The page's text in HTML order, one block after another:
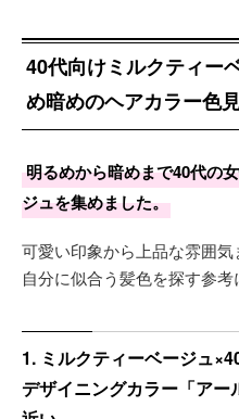
40代向けミルクティー
め暗めのヘアカラー色
明るめから暗めまで40代の
ジュを集めました。
可愛い印象から上品な雰囲気
自分に似合う髪色を探す参考
1. ミルクティーベージュ
デザイニングカラー「ア